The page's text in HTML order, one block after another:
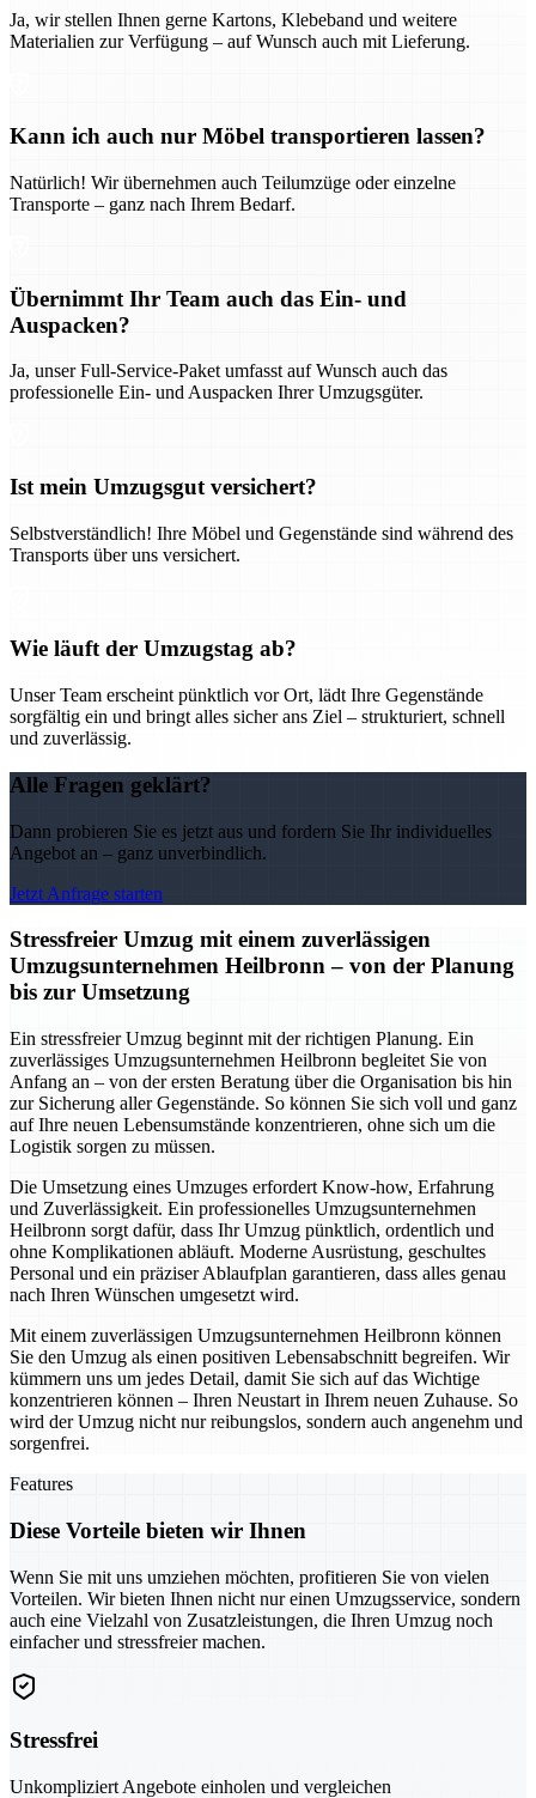
Ja, wir stellen Ihnen gerne Kartons, Klebeband und weitere
Materialien zur Verfügung – auf Wunsch auch mit Lieferung.
Kann ich auch nur Möbel transportieren lassen?
Natürlich! Wir übernehmen auch Teilumzüge oder einzelne
Transporte – ganz nach Ihrem Bedarf.
Übernimmt Ihr Team auch das Ein- und
Auspacken?
Ja, unser Full-Service-Paket umfasst auf Wunsch auch das
professionelle Ein- und Auspacken Ihrer Umzugsgüter.
Ist mein Umzugsgut versichert?
Selbstverständlich! Ihre Möbel und Gegenstände sind während des
Transports über uns versichert.
Wie läuft der Umzugstag ab?
Unser Team erscheint pünktlich vor Ort, lädt Ihre Gegenstände
sorgfältig ein und bringt alles sicher ans Ziel – strukturiert, schnell
und zuverlässig.
Alle Fragen geklärt?
Dann probieren Sie es jetzt aus und fordern Sie Ihr individuelles
Angebot an – ganz unverbindlich.
Jetzt Anfrage starten
Stressfreier Umzug mit einem zuverlässigen
Umzugsunternehmen Heilbronn – von der Planung
bis zur Umsetzung
Ein stressfreier Umzug beginnt mit der richtigen Planung. Ein
zuverlässiges Umzugsunternehmen Heilbronn begleitet Sie von
Anfang an – von der ersten Beratung über die Organisation bis hin
zur Sicherung aller Gegenstände. So können Sie sich voll und ganz
auf Ihre neuen Lebensumstände konzentrieren, ohne sich um die
Logistik sorgen zu müssen.
Die Umsetzung eines Umzuges erfordert Know-how, Erfahrung
und Zuverlässigkeit. Ein professionelles Umzugsunternehmen
Heilbronn sorgt dafür, dass Ihr Umzug pünktlich, ordentlich und
ohne Komplikationen abläuft. Moderne Ausrüstung, geschultes
Personal und ein präziser Ablaufplan garantieren, dass alles genau
nach Ihren Wünschen umgesetzt wird.
Mit einem zuverlässigen Umzugsunternehmen Heilbronn können
Sie den Umzug als einen positiven Lebensabschnitt begreifen. Wir
kümmern uns um jedes Detail, damit Sie sich auf das Wichtige
konzentrieren können – Ihren Neustart in Ihrem neuen Zuhause. So
wird der Umzug nicht nur reibungslos, sondern auch angenehm und
sorgenfrei.
Features
Diese Vorteile bieten wir Ihnen
Wenn Sie mit uns umziehen möchten, profitieren Sie von vielen
Vorteilen. Wir bieten Ihnen nicht nur einen Umzugsservice, sondern
auch eine Vielzahl von Zusatzleistungen, die Ihren Umzug noch
einfacher und stressfreier machen.
Stressfrei
Unkompliziert Angebote einholen und vergleichen